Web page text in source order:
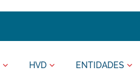
HVD ENTIDADES